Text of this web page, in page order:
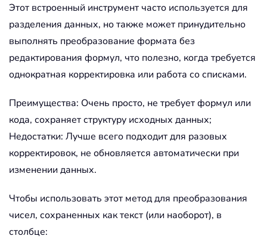
Этот встроенный инструмент часто используется для
разделения данных, но также может принудительно
выполнять преобразование формата без
редактирования формул, что полезно, когда требуется
однократная корректировка или работа со списками.
Преимущества: Очень просто, не требует формул или
кода, сохраняет структуру исходных данных;
Недостатки: Лучше всего подходит для разовых
корректировок, не обновляется автоматически при
изменении данных.
Чтобы использовать этот метод для преобразования
чисел, сохраненных как текст (или наоборот), в
столбце: